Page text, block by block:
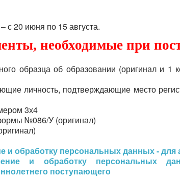
с 20 июня по 15 августа.
необходимые при
образца об образовании (оригинал и 1
личность, подтверждающие место
3х4
№086/У (оригинал)
и обработку персональных данных - для
и обработку персональных
поступающего